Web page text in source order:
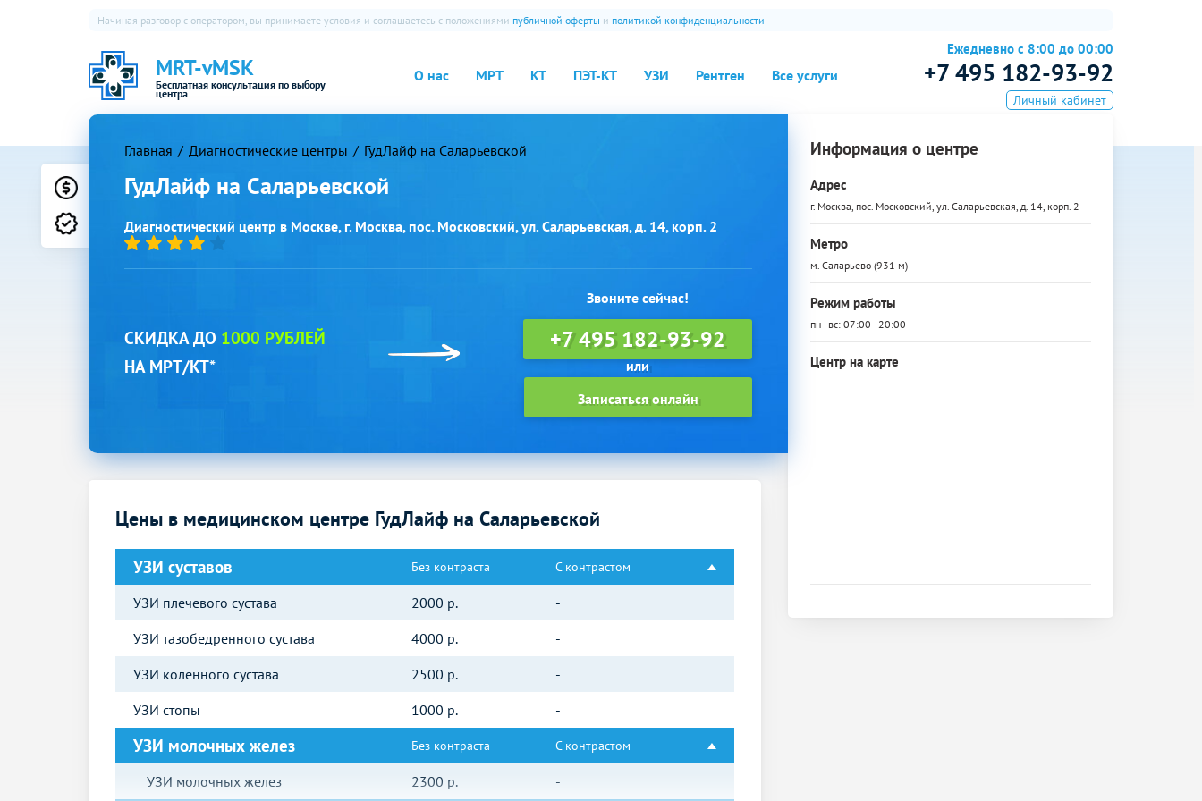
MRT-vMSK
Бесплатная консультация по выбору
центра
О нас МРТ КТ ПЭТ-КТ УЗИ Рентген Все услуги
Начиная разговор с оператором, вы принимаете условия и соглашаетесь с положениями публичной оферты и политикой конфиденциальности
Ежедневно с 8:00 до 00:00
+7 495 182-93-92
Личный кабинет
Лицензии
Главная Диагностические центры ГудЛайф на Саларьевской
ГудЛайф на Саларьевской
Диагностический центр в Москве, г. Москва, пос. Московский, ул. Саларьевская, д. 14, корп. 2
СКИДКА ДО 1000 РУБЛЕЙ
НА МРТ/КТ*
Звоните сейчас!
+7 495 182-93-92
Записаться онлайн
Информация о центре
Адрес
г. Москва, пос. Московский, ул. Саларьевская, д. 14, корп. 2
Метро
м. Саларьево (931 м)
Режим работы
пн - вс: 07:00 - 20:00
Центр на карте
Цены в медицинском центре ГудЛайф на Саларьевской
УЗИ суставов Без контраста С контрастом
УЗИ плечевого сустава 2000 р.
-
УЗИ тазобедренного сустава
4000 р.
-
УЗИ коленного сустава
2500 р.
-
УЗИ стопы
1000 р. -
УЗИ молочных желез Без контраста С контрастом
УЗИ молочных желез 2300 р. -